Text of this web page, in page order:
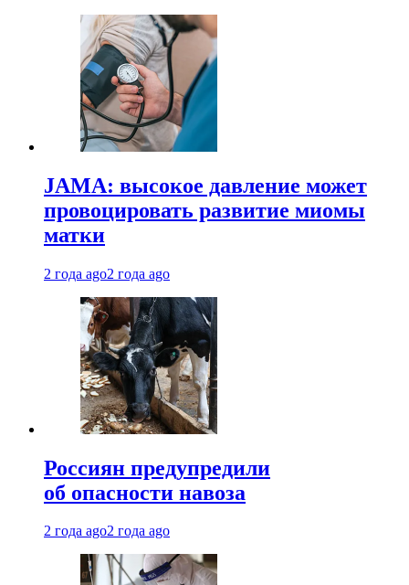
JAMA: высокое давление может
провоцировать развитие миомы
матки
2 года ago2 года ago
Россиян предупредили
об опасности навоза
2 года ago2 года ago